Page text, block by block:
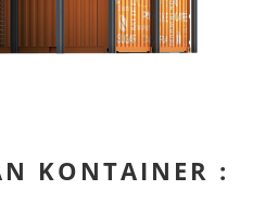
KONTAINER :